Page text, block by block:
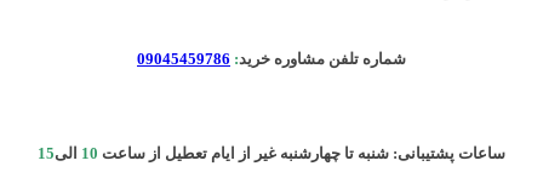
شماره تلفن مشاوره خرید:
09045459786
ساعات پشتیبانی: شنبه تا چهارشنبه غیر از ایام تعطیل از ساعت 10 الی15